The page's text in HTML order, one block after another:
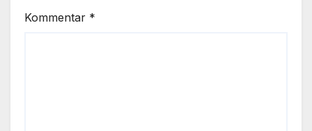
Kommentar *